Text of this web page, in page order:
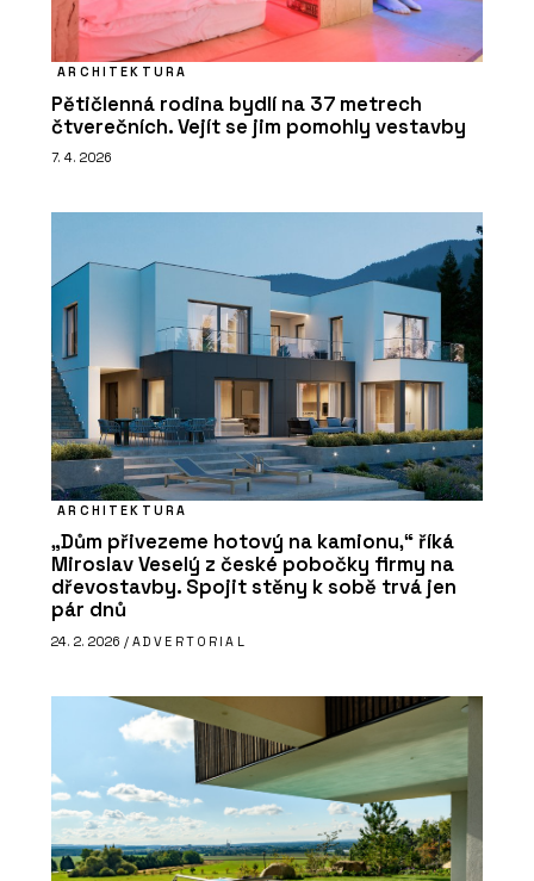
ARCHITEKTURA
Pětičlenná rodina bydlí na 37 metrech
čtverečních. Vejít se jim pomohly vestavby
7. 4. 2026
ARCHITEKTURA
„Dům přivezeme hotový na kamionu,“ říká
Miroslav Veselý z české pobočky firmy na
dřevostavby. Spojit stěny k sobě trvá jen
pár dnů
24. 2. 2026 / ADVERTORIAL